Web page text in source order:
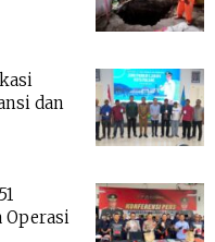
dan
Operasi